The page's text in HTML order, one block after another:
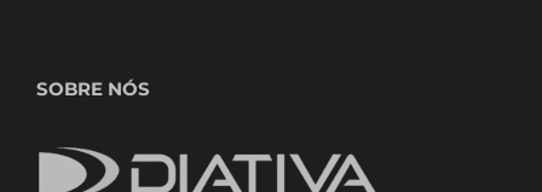
SOBRE NÓS